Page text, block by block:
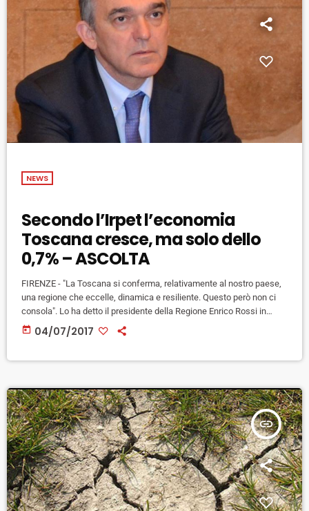
NEWS
Secondo l’Irpet l’economia
Toscana cresce, ma solo dello
0,7% – ASCOLTA
FIRENZE - "La Toscana si conferma, relativamente al nostro paese,
una regione che eccelle, dinamica e resiliente. Questo però non ci
consola". Lo ha detto il presidente della Regione Enrico Rossi in
occasione della presentazione del rapporto Irpet sull'economia
toscana nel 2016. Lo scorso anno, evidenzia il rapporto, per il terzo
today 04/07/2017
insert_link